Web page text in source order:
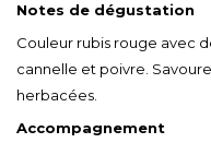
Notes de dégustation
Couleur rubis rouge avec
cannelle et poivre.
herbacées.
Accompagnement